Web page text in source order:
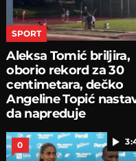
SPORT
Aleksa Tomić briljira,
oborio rekord za 30
centimetara, dečko
Angeline Topić
da napreduje
0